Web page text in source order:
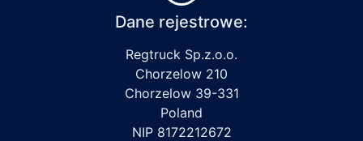
Dane rejestrowe:
Regtruck Sp.z.o.o.
Chorzelow 210
Chorzelow 39-331
Poland
NIP 8172212672